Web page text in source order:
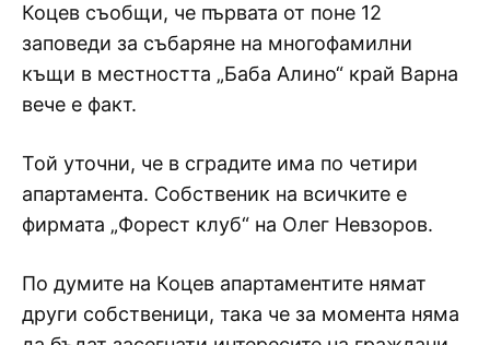
Коцев съобщи, че първата от поне 12
заповеди за събаряне на многофамилни
къщи в местността „Баба Алино“ край Варна
вече е факт.
Той уточни, че в сградите има по четири
апартамента. Собственик на всичките е
фирмата „Форест клуб“ на Олег Невзоров.
По думите на Коцев апартаментите нямат
други собственици, така че за момента няма